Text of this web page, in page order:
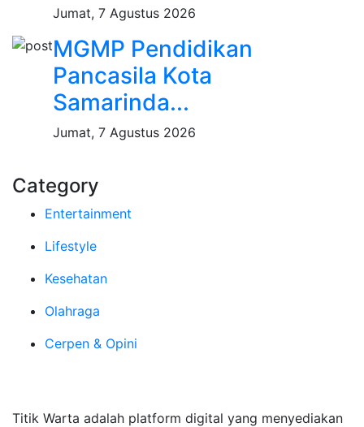
Jumat, 7 Agustus 2026
MGMP Pendidikan
Pancasila Kota
Samarinda...
Jumat, 7 Agustus 2026
Category
Entertainment
Lifestyle
Kesehatan
Olahraga
Cerpen & Opini
Titik Warta adalah platform digital yang menyediakan